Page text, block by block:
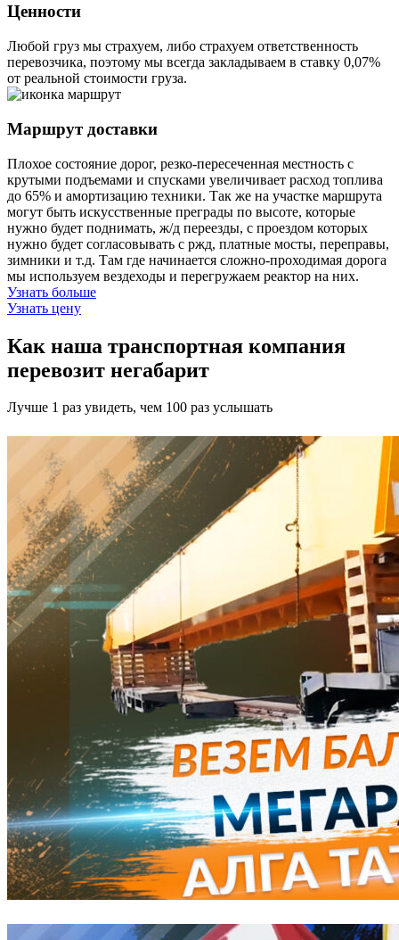
Ценности
Любой груз мы страхуем, либо страхуем ответственность
перевозчика, поэтому мы всегда закладываем в ставку 0,07%
от реальной стоимости груза.
Маршрут доставки
Плохое состояние дорог, резко-пересеченная местность с
крутыми подъемами и спусками увеличивает расход топлива
до 65% и амортизацию техники. Так же на участке маршрута
могут быть искусственные преграды по высоте, которые
нужно будет поднимать, ж/д переезды, с проездом которых
нужно будет согласовывать с ржд, платные мосты, переправы,
зимники и т.д. Там где начинается сложно-проходимая дорога
мы используем вездеходы и перегружаем реактор на них.
Узнать больше
Узнать цену
Как наша транспортная компания
перевозит негабарит
Лучше 1 раз увидеть, чем 100 раз услышать